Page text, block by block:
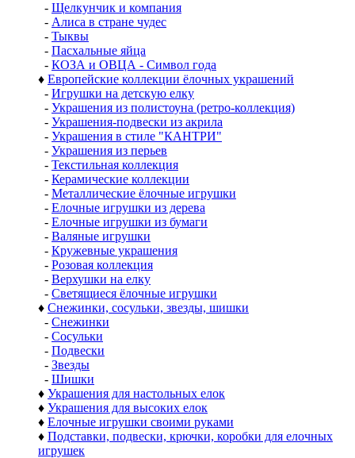
- Щелкунчик и компания
- Алиса в стране чудес
- Тыквы
- Пасхальные яйца
- КОЗА и ОВЦА - Символ года
♦ Европейские коллекции ёлочных украшений
- Игрушки на детскую елку
- Украшения из полистоуна (ретро-коллекция)
- Украшения-подвески из акрила
- Украшения в стиле "КАНТРИ"
- Украшения из перьев
- Текстильная коллекция
- Керамические коллекции
- Металлические ёлочные игрушки
- Елочные игрушки из дерева
- Елочные игрушки из бумаги
- Валяные игрушки
- Кружевные украшения
- Розовая коллекция
- Верхушки на елку
- Светящиеся ёлочные игрушки
♦ Снежинки, сосульки, звезды, шишки
- Снежинки
- Сосульки
- Подвески
- Звезды
- Шишки
♦ Украшения для настольных елок
♦ Украшения для высоких елок
♦ Елочные игрушки своими руками
♦ Подставки, подвески, крючки, коробки для елочных
игрушек